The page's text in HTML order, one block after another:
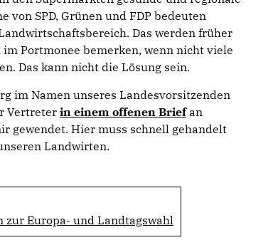
von SPD, Grünen und FDP bedeuten
Das werden früher
Portmonee bemerken, wenn nicht viele
Das kann nicht die Lösung sein.
im Namen unseres Landesvorsitzenden
Vertreter in einem offenen Briefan
gewendet. Hier muss schnell gehandelt
Landwirten.
zur Europa- und Landtagswahl